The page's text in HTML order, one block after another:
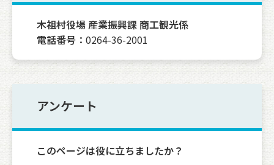
木祖村役場 産業振興課 商工観光係
電話番号： 0264-36-2001
アンケート
このページは役に立ちましたか？